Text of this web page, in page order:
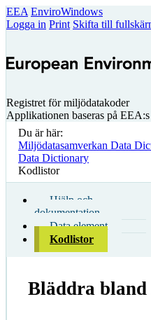
EEA EnviroWindows
Logga in Print Skifta till
Registret för miljödatakoder
Applikationen baseras på
Du är här:
Miljödatasamverkan Data
Data Dictionary
Kodlistor
Hjälp och
dokumentation
Data element
Kodlistor
Bläddra